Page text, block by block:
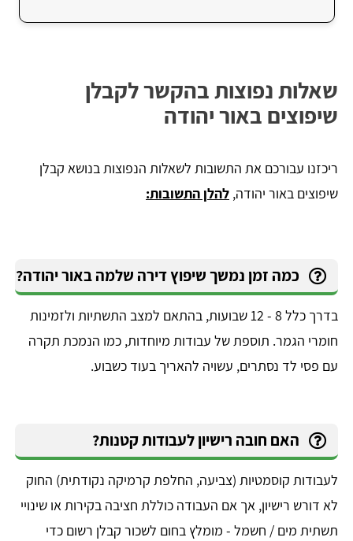
שאלות נפוצות בהקשר לקבלן
שיפוצים באור יהודה
ריכזנו עבורכם את התשובות לשאלות הנפוצות בנושא קבלן
שיפוצים באור יהודה, להלן התשובות:
כמה זמן נמשך שיפוץ דירה שלמה באור יהודה?
בדרך כלל 8 - 12 שבועות, בהתאם למצב התשתיות ולזמינות
חומרי הגמר. תוספת של עבודות מיוחדות, כמו הנמכת תקרה
עם פסי לד נסתרים, עשויה להאריך בעוד כשבוע.
האם חובה רישיון לעבודות קטנות?
לעבודות קוסמטיות (צביעה, החלפת קרמיקה נקודתית) החוק
לא דורש רישיון, אך אם העבודה כוללת חציבה בקירות או שינויי
תשתית מים / חשמל - מומלץ בחום לשכור קבלן רשום כדי